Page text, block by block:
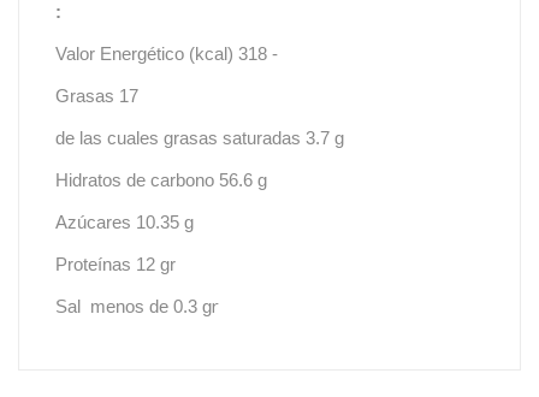
:
Valor Energético (kcal) 318 -
Grasas 17
de las cuales grasas saturadas 3.7 g
Hidratos de carbono 56.6 g
Azúcares 10.35 g
Proteínas 12 gr
Sal menos de 0.3 gr